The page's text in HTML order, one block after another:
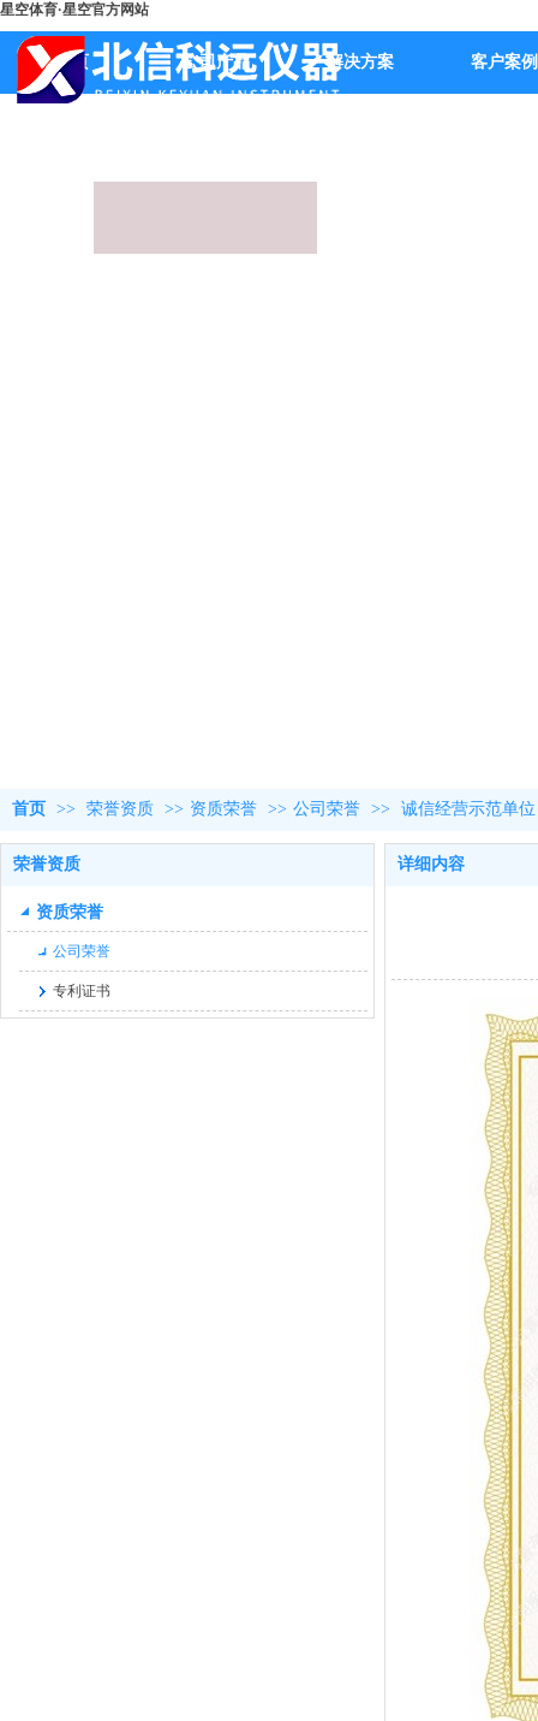
星空体育·星空官方网站
首页 公司产品 解决方案 客户案例
首页 >> 荣誉资质 >> 资质荣誉 >> 公司荣誉 >> 诚信经营示范单位
荣誉资质
资质荣誉
公司荣誉
专利证书
详细内容